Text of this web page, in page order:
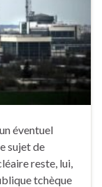
éventuel
sujet de
reste, lui,
tchèque